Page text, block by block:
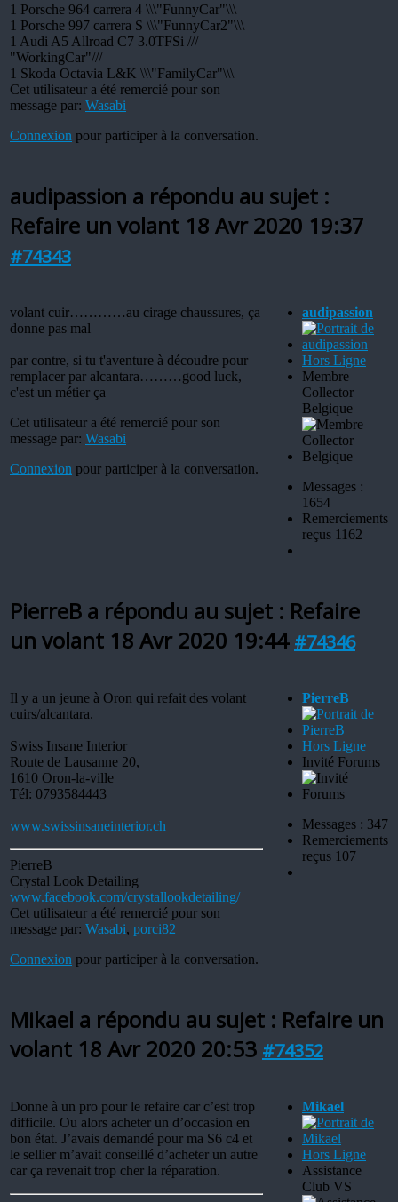
1 Porsche 964 carrera 4 \\\"FunnyCar"\\\
1 Porsche 997 carrera S \\\"FunnyCar2"\\\
1 Audi A5 Allroad C7 3.0TFSi ///
"WorkingCar"///
1 Skoda Octavia L&K \\\"FamilyCar"\\\
Cet utilisateur a été remercié pour son
message par: Wasabi
Connexion pour participer à la conversation.
audipassion a répondu au sujet :
Refaire un volant 18 Avr 2020 19:37
#74343
volant cuir…………au cirage chaussures, ça
donne pas mal
par contre, si tu t'aventure à découdre pour
remplacer par alcantara………good luck,
c'est un métier ça
Cet utilisateur a été remercié pour son
message par: Wasabi
Connexion pour participer à la conversation.
audipassion
Hors Ligne
Membre
Collector
Belgique
Messages :
1654
Remerciements
reçus 1162
PierreB a répondu au sujet : Refaire
un volant 18 Avr 2020 19:44 #74346
Il y a un jeune à Oron qui refait des volant
cuirs/alcantara.
Swiss Insane Interior
Route de Lausanne 20,
1610 Oron-la-ville
Tél: 0793584443
www.swissinsaneinterior.ch
PierreB
Crystal Look Detailing
www.facebook.com/crystallookdetailing/
Cet utilisateur a été remercié pour son
message par: Wasabi, porci82
Connexion pour participer à la conversation.
PierreB
Hors Ligne
Invité Forums
Messages : 347
Remerciements
reçus 107
Mikael a répondu au sujet : Refaire un
volant 18 Avr 2020 20:53 #74352
Donne à un pro pour le refaire car c’est trop
difficile. Ou alors acheter un d’occasion en
bon état. J’avais demandé pour ma S6 c4 et
le sellier m’avait conseillé d’acheter un autre
car ça revenait trop cher la réparation.
Mikael
Hors Ligne
Assistance
Club VS